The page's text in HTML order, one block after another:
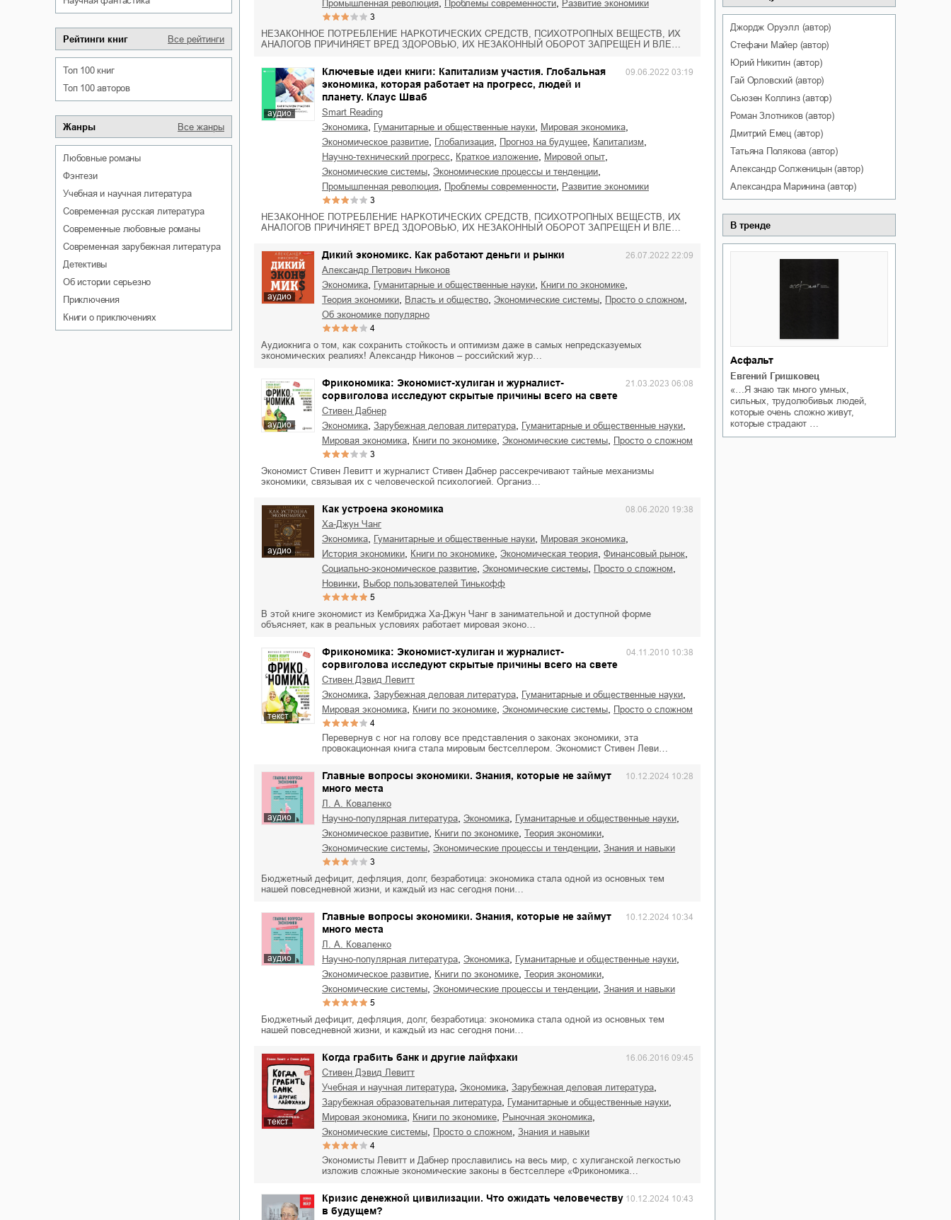
Рейтинги книг Все рейтинги
Топ 100 книг
Топ 100 авторов
Жанры Все жанры
любовные романы
фэнтези
учебная и научная литература
современная русская литература
современные любовные романы
современная зарубежная литература
детективы
об истории серьезно
приключения
книги о приключениях
промышленная революция проблемы современности развитие экономики
3
НЕЗАКОННОЕ ПОТРЕБЛЕНИЕ НАРКОТИЧЕСКИХ СРЕДСТВ, ПСИХОТРОПНЫХ ВЕЩЕСТВ, ИХ
АНАЛОГОВ ПРИЧИНЯЕТ ВРЕД ЗДОРОВЬЮ, ИХ НЕЗАКОННЫЙ ОБОРОТ ЗАПРЕЩЕН И ВЛЕ…
аудио
Ключевые идеи книги: Капитализм участия. Глобальная
экономика, которая работает на прогресс, людей и
планету. Клаус Шваб
09.06.2022 03:19
Smart Reading
экономика
гуманитарные и общественные науки мировая экономика
экономическое развитие глобализация прогноз на будущее капитализм
научно-технический прогресс краткое изложение мировой опыт
экономические системы экономические процессы и тенденции
промышленная революция проблемы современности развитие экономики
3
НЕЗАКОННОЕ ПОТРЕБЛЕНИЕ НАРКОТИЧЕСКИХ СРЕДСТВ, ПСИХОТРОПНЫХ ВЕЩЕСТВ, ИХ
АНАЛОГОВ ПРИЧИНЯЕТ ВРЕД ЗДОРОВЬЮ, ИХ НЕЗАКОННЫЙ ОБОРОТ ЗАПРЕЩЕН И ВЛЕ…
аудио
Дикий экономикс. Как работают деньги и рынки 26.07.2022 22:09
Александр Петрович Никонов
экономика
гуманитарные и общественные науки книги по экономике
теория экономики власть и общество экономические системы просто о сложном
об экономике популярно
4
Аудиокнига о том, как сохранить стойкость и оптимизм даже в самых непредсказуемых
экономических реалиях! Александр Никонов – российский жур…
аудио
Фрикономика: Экономист-хулиган и журналист-
сорвиголова исследуют скрытые причины всего на свете
21.03.2023 06:08
Стивен Дабнер
экономика
зарубежная деловая литература гуманитарные и общественные науки
мировая экономика книги по экономике экономические системы просто о сложном
3
Экономист Стивен Левитт и журналист Стивен Дабнер рассекречивают тайные механизмы
экономики, связывая их с человеческой психологией. Организ…
аудио
Как устроена экономика 08.06.2020 19:38
Ха-Джун Чанг
экономика
гуманитарные и общественные науки мировая экономика
история экономики книги по экономике экономическая теория финансовый рынок
социально-экономическое развитие экономические системы просто о сложном
Новинки Выбор пользователей Тинькофф
5
В этой книге экономист из Кембриджа Ха-Джун Чанг в занимательной и доступной форме
объясняет, как в реальных условиях работает мировая эконо…
текст
Фрикономика: Экономист-хулиган и журналист-
сорвиголова исследуют скрытые причины всего на свете
04.11.2010 10:38
Стивен Дэвид Левитт
экономика
зарубежная деловая литература гуманитарные и общественные науки
мировая экономика книги по экономике экономические системы просто о сложном
4
Перевернув с ног на голову все представления о законах экономики, эта
провокационная книга стала мировым бестселлером. Экономист Стивен Леви…
аудио
Главные вопросы экономики. Знания, которые не займут
много места
10.12.2024 10:28
Л. А. Коваленко
научно-популярная литература
экономика гуманитарные и общественные науки
экономическое развитие книги по экономике теория экономики
экономические системы экономические процессы и тенденции знания и навыки
3
Бюджетный дефицит, дефляция, долг, безработица: экономика стала одной из основных тем
нашей повседневной жизни, и каждый из нас сегодня пони…
аудио
Главные вопросы экономики. Знания, которые не займут
много места
10.12.2024 10:34
Л. А. Коваленко
научно-популярная литература
экономика гуманитарные и общественные науки
экономическое развитие книги по экономике теория экономики
экономические системы экономические процессы и тенденции знания и навыки
5
Бюджетный дефицит, дефляция, долг, безработица: экономика стала одной из основных тем
нашей повседневной жизни, и каждый из нас сегодня пони…
текст
Когда грабить банк и другие лайфхаки 16.06.2016 09:45
Стивен Дэвид Левитт
учебная и научная литература
экономика зарубежная деловая литература
зарубежная образовательная литература гуманитарные и общественные науки
мировая экономика книги по экономике рыночная экономика
экономические системы просто о сложном знания и навыки
4
Экономисты Левитт и Дабнер прославились на весь мир, с хулиганской легкостью
изложив сложные экономические законы в бестселлере «Фрикономика…
Кризис денежной цивилизации. Что ожидать человечеству
в будущем?
10.12.2024 10:43
Джордж Оруэлл (автор)
Стефани Майер(автор)
Юрий Никитин(автор)
Гай Орловский(автор)
Сьюзен Коллинз(автор)
Роман Злотников(автор)
Дмитрий Емец(автор)
Татьяна Полякова (автор)
Александр Солженицын(автор)
Александра Маринина(автор)
В тренде
Асфальт
Евгений Гришковец
«…Я знаю так много умных,
сильных, трудолюбивых людей,
которые очень сложно живут,
которые страдают …